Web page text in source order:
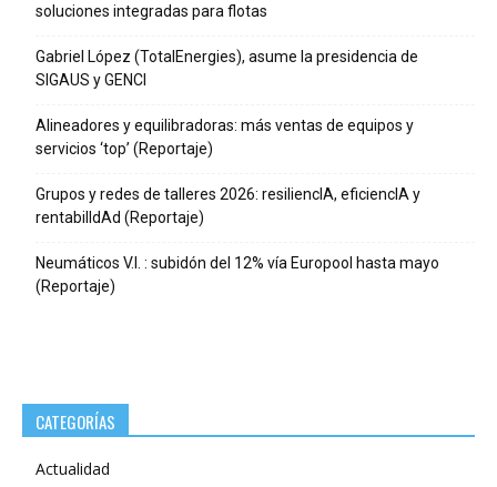
soluciones integradas para flotas
Gabriel López (TotalEnergies), asume la presidencia de
SIGAUS y GENCI
Alineadores y equilibradoras: más ventas de equipos y
servicios ‘top’ (Reportaje)
Grupos y redes de talleres 2026: resiliencIA, eficiencIA y
rentabilIdAd (Reportaje)
Neumáticos V.I. : subidón del 12% vía Europool hasta mayo
(Reportaje)
CATEGORÍAS
Actualidad